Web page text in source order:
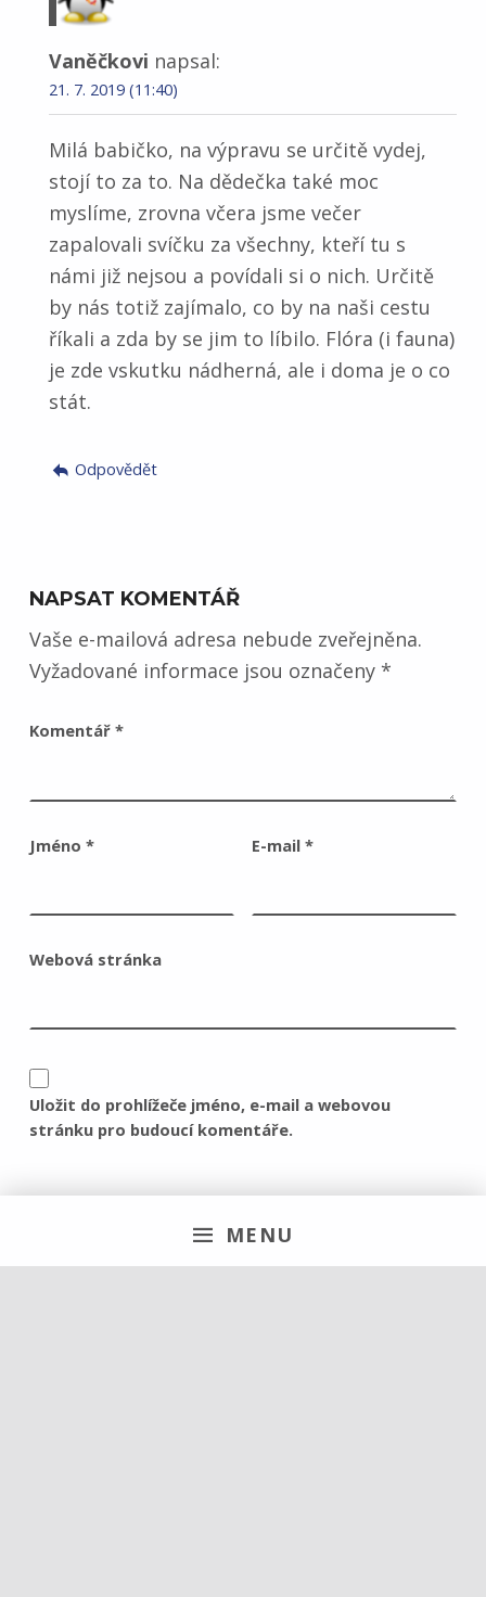
MENU
Vaněčkovi napsal:
21. 7. 2019 (11:40)
Milá babičko, na výpravu se určitě vydej,
stojí to za to. Na dědečka také moc
myslíme, zrovna včera jsme večer
zapalovali svíčku za všechny, kteří tu s
námi již nejsou a povídali si o nich. Určitě
by nás totiž zajímalo, co by na naši cestu
říkali a zda by se jim to líbilo. Flóra (i fauna)
je zde vskutku nádherná, ale i doma je o co
stát.
Odpovědět
NAPSAT KOMENTÁŘ
Vaše e-mailová adresa nebude zveřejněna.
Vyžadované informace jsou označeny *
Komentář *
Jméno * E-mail *
Webová stránka
Uložit do prohlížeče jméno, e-mail a webovou
stránku pro budoucí komentáře.